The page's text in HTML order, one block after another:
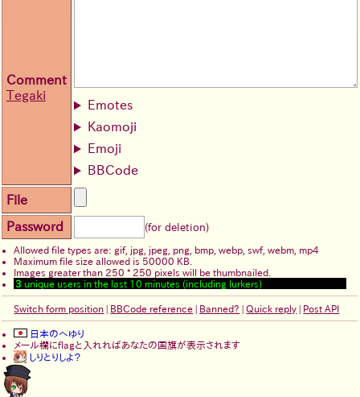
Comment
Tegaki
Emotes
Kaomoji
Emoji
BBCode
File
Password (for deletion)
Allowed file types are: gif, jpg, jpeg, png, bmp, webp, swf, webm, mp4
Maximum file size allowed is 50000 KB.
Images greater than 250 * 250 pixels will be thumbnailed.
3 unique users in the last 10 minutes (including lurkers)
Switch form position BBCode reference Banned? |Quick reply Post API
日本のへゆり
メール欄にflagと入れればあなたの国旗が表示されます
しりとりしよ？